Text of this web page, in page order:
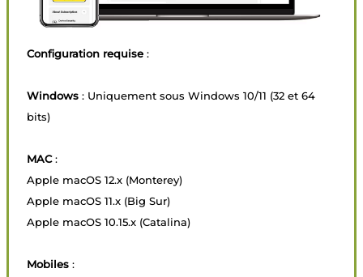
Configuration requise:
Windows : Uniquement sous Windows 10/11 (32 et 64
bits)
MAC:
Apple macOS 12.x (Monterey)
Apple macOS 11.x (Big Sur)
Apple macOS 10.15.x (Catalina)
Mobiles: